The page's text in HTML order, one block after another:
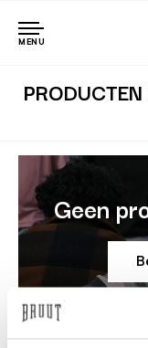
MENU
Geen